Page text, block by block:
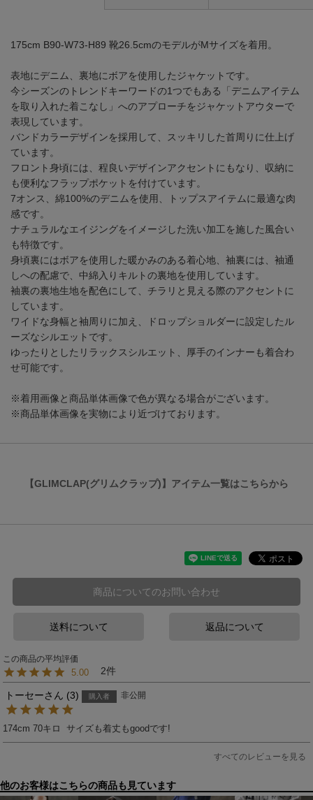
175cm B90-W73-H89 靴26.5cmのモデルがMサイズを着用。
表地にデニム、裏地にボアを使用したジャケットです。
今シーズンのトレンドキーワードの1つでもある「デニムアイテム
を取り入れた着こなし」へのアプローチをジャケットアウターで
表現しています。
バンドカラーデザインを採用して、スッキリした首周りに仕上げ
ています。
フロント身頃には、程良いデザインアクセントにもなり、収納に
も便利なフラップポケットを付けています。
7オンス、綿100%のデニムを使用、トップスアイテムに最適な肉
感です。
ナチュラルなエイジングをイメージした洗い加工を施した風合い
も特徴です。
身頃裏にはボアを使用した暖かみのある着心地、袖裏には、袖通
しへの配慮で、中綿入りキルトの裏地を使用しています。
袖裏の裏地生地を配色にして、チラリと見える際のアクセントに
しています。
ワイドな身幅と袖周りに加え、ドロップショルダーに設定したル
ーズなシルエットです。
ゆったりとしたリラックスシルエット、厚手のインナーも着合わ
せ可能です。
※着用画像と商品単体画像で色が異なる場合がございます。
※商品単体画像を実物により近づけております。
【GLIMCLAP(グリムクラップ)】アイテム一覧はこちらから
商品についてのお問い合わせ
送料について 返品について
5.00 2
トーセー 3 購入者 非公開
174cm 70キロ  サイズも着丈もgoodです!
すべてのレビューを見る
他のお客様はこちらの商品も見ています